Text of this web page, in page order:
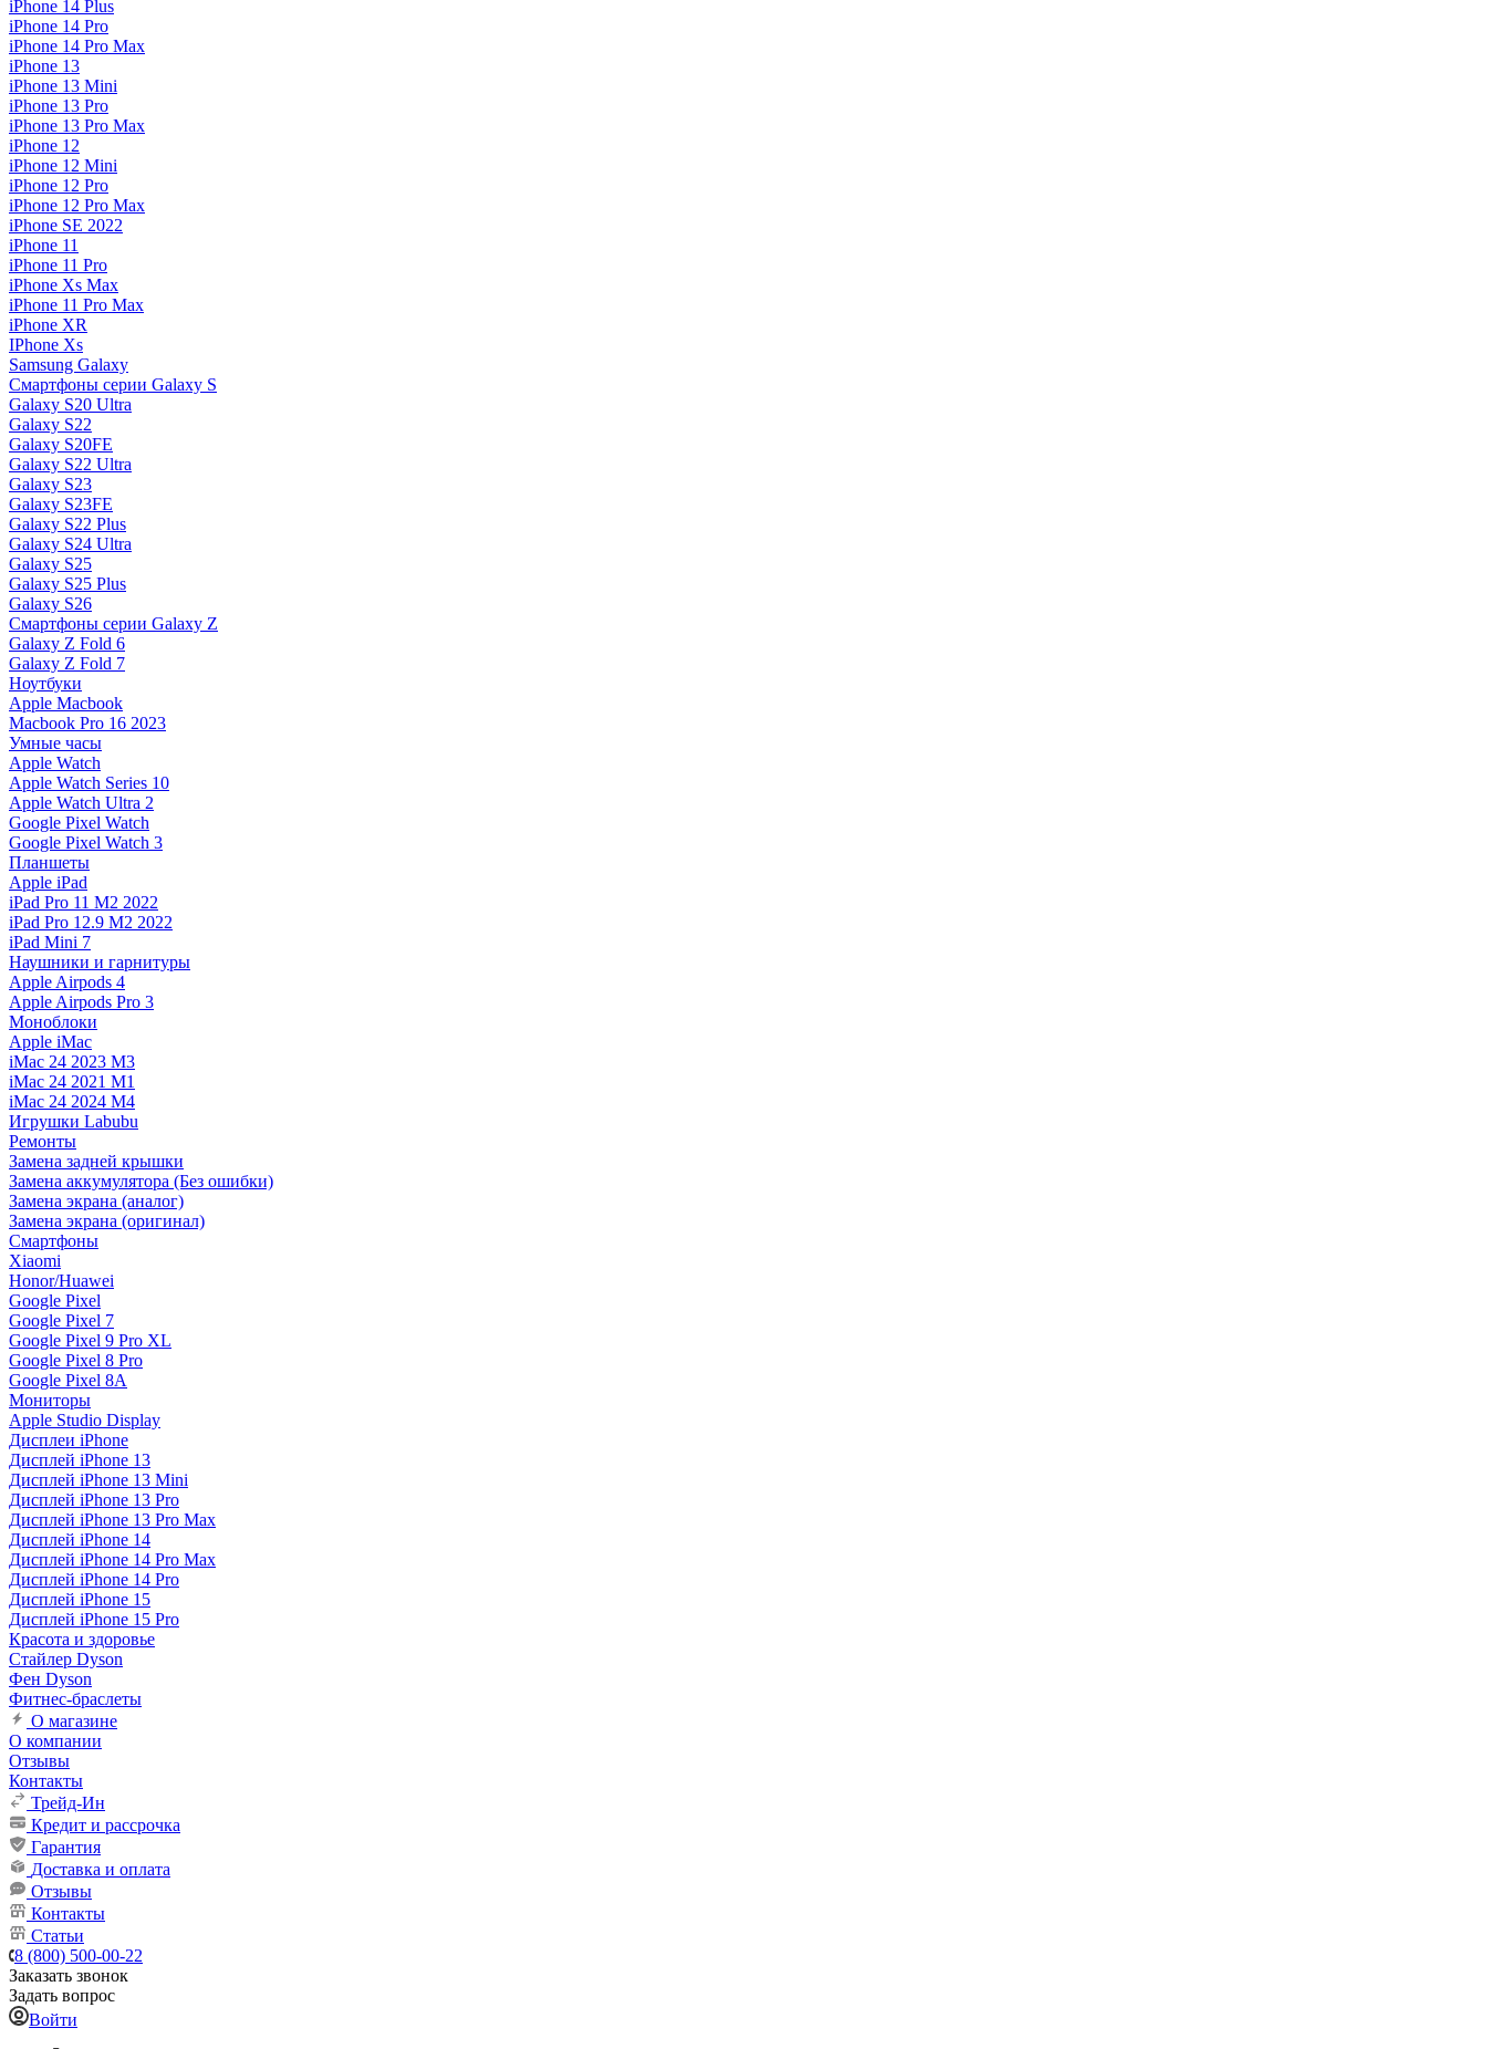
iPhone 14 Plus
iPhone 14 Pro
iPhone 14 Pro Max
iPhone 13
iPhone 13 Mini
iPhone 13 Pro
iPhone 13 Pro Max
iPhone 12
iPhone 12 Mini
iPhone 12 Pro
iPhone 12 Pro Max
iPhone SE 2022
iPhone 11
iPhone 11 Pro
iPhone Xs Max
iPhone 11 Pro Max
iPhone XR
IPhone Xs
Samsung Galaxy
Смартфоны серии Galaxy S
Galaxy S20 Ultra
Galaxy S22
Galaxy S20FE
Galaxy S22 Ultra
Galaxy S23
Galaxy S23FE
Galaxy S22 Plus
Galaxy S24 Ultra
Galaxy S25
Galaxy S25 Plus
Galaxy S26
Смартфоны серии Galaxy Z
Galaxy Z Fold 6
Galaxy Z Fold 7
Ноутбуки
Apple Macbook
Macbook Pro 16 2023
Умные часы
Apple Watch
Apple Watch Series 10
Apple Watch Ultra 2
Google Pixel Watch
Google Pixel Watch 3
Планшеты
Apple iPad
iPad Pro 11 M2 2022
iPad Pro 12.9 M2 2022
iPad Mini 7
Наушники и гарнитуры
Apple Airpods 4
Apple Airpods Pro 3
Моноблоки
Apple iMac
iMac 24 2023 M3
iMac 24 2021 M1
iMac 24 2024 M4
Игрушки Labubu
Ремонты
Замена задней крышки
Замена аккумулятора (Без ошибки)
Замена экрана (аналог)
Замена экрана (оригинал)
Смартфоны
Xiaomi
Honor/Huawei
Google Pixel
Google Pixel 7
Google Pixel 9 Pro XL
Google Pixel 8 Pro
Google Pixel 8A
Мониторы
Apple Studio Display
Дисплеи iPhone
Дисплей iPhone 13
Дисплей iPhone 13 Mini
Дисплей iPhone 13 Pro
Дисплей iPhone 13 Pro Max
Дисплей iPhone 14
Дисплей iPhone 14 Pro Max
Дисплей iPhone 14 Pro
Дисплей iPhone 15
Дисплей iPhone 15 Pro
Красота и здоровье
Стайлер Dyson
Фен Dyson
Фитнес-браслеты
О магазине
О компании
Отзывы
Контакты
Трейд-Ин
Кредит и рассрочка
Гарантия
Доставка и оплата
Отзывы
Контакты
Статьи
8 (800) 500-00-22
Заказать звонок
Задать вопрос
Войти